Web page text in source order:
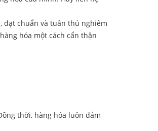
đạt chuẩn và tuân thủ nghiêm
hóa một cách cẩn thận
thời, hàng hóa luôn đảm